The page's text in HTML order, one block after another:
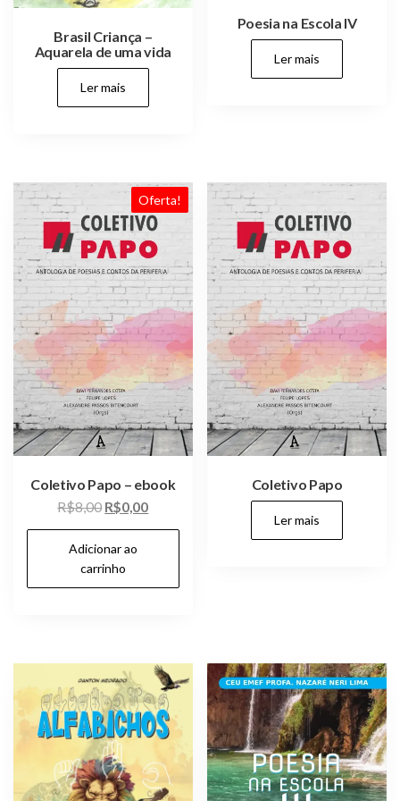
Brasil Criança –
Aquarela de uma vida
Ler mais
Poesia na Escola IV
Ler mais
Oferta!
Coletivo Papo – ebook
R$8,00 O
preço
original
era:
R$8,00.
R$0,00O
preço
R$0,00.
Adicionar ao
carrinho
Coletivo Papo
Ler mais